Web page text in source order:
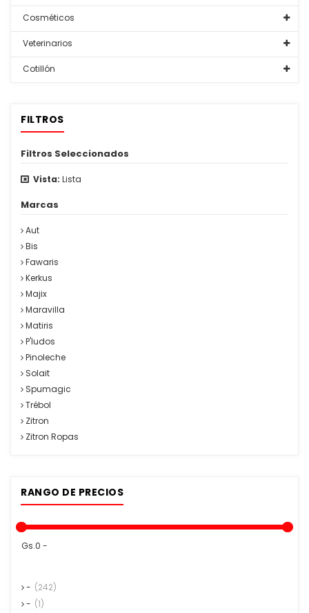
Cosméticos
Veterinarios
Cotillón
FILTROS
Filtros Seleccionados
Vista: Lista
Marcas
Aut
Bis
Fawaris
Kerkus
Majix
Maravilla
Matiris
P'ludos
Pinoleche
Solait
Spumagic
Trébol
Zitron
Zitron Ropas
RANGO DE PRECIOS
Gs.0 -
- (242)
- (1)